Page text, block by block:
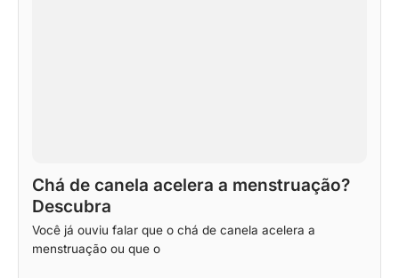
Chá de canela acelera a menstruação?
Descubra
Você já ouviu falar que o chá de canela acelera a
menstruação ou que o